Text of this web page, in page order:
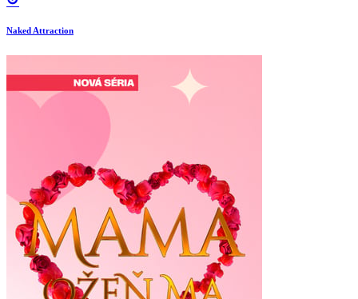
Naked Attraction